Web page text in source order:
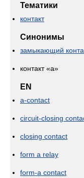
Тематики
контакт
Синонимы
замыкающий
контакт «а»
EN
a-contact
circuit-closing
closing contact
form a relay
form-a contact